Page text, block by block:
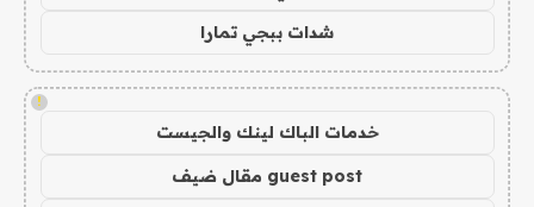
شدات ببجي تمارا
!
خدمات الباك لينك والجيست
guest post مقال ضيف